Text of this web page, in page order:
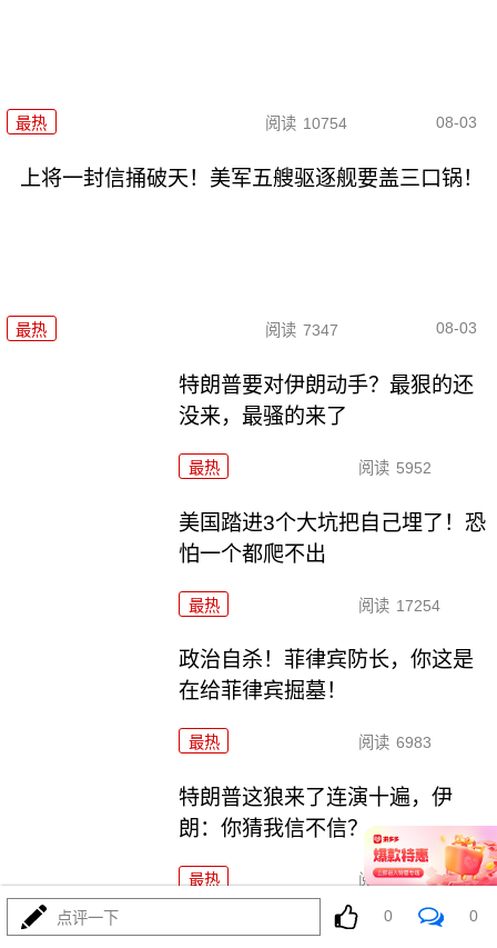
最热 阅读 10754 08-03
上将一封信捅破天！美军五艘驱逐舰要盖三口锅！
最热 阅读 7347 08-03
特朗普要对伊朗动手？最狠的还
没来，最骚的来了
最热 阅读 5952
美国踏进3个大坑把自己埋了！恐
怕一个都爬不出
最热 阅读 17254
政治自杀！菲律宾防长，你这是
在给菲律宾掘墓！
最热 阅读 6983
特朗普这狼来了连演十遍，伊
朗：你猜我信不信？
最热 阅读 5168
高市早苗又作妖！特高课卷土重
点评一下 0 0